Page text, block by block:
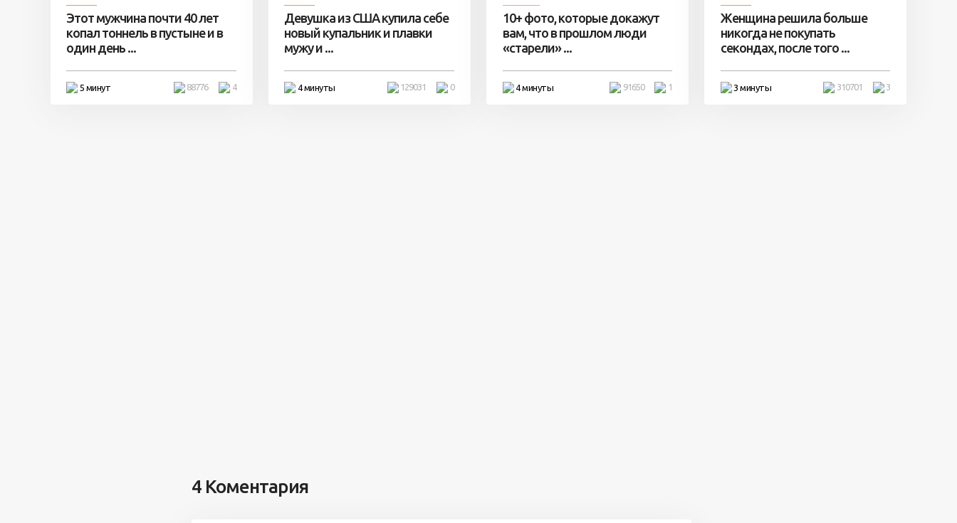
Этот мужчина почти 40 лет
копал тоннель в пустыне и в
один день ...
5 минут 4
88776
Девушка из США купила себе
новый купальник и плавки
мужу и ...
4 минуты 0
129031
10+ фото, которые докажут
вам, что в прошлом люди
«старели» ...
4 минуты 1
91650
Женщина решила больше
никогда не покупать
секондах, после того ...
3 минуты 3
310701
4 Коментария